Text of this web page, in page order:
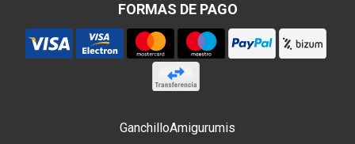
FORMAS DE PAGO
GanchilloAmigurumis